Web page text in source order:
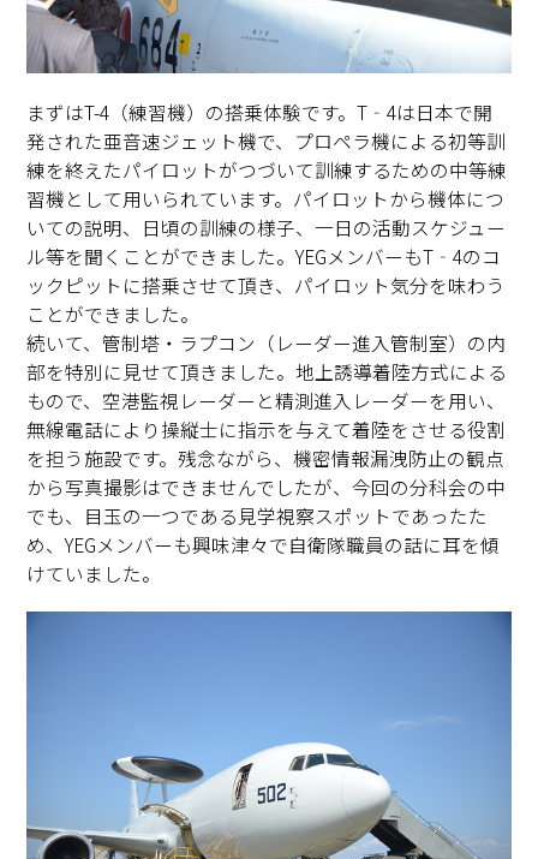
まずはT-4（練習機）の搭乗体験です。T‐4は日本で開
発された亜音速ジェット機で、プロペラ機による初等訓
練を終えたパイロットがつづいて訓練するための中等練
習機として用いられています。パイロットから機体につ
いての説明、日頃の訓練の様子、一日の活動スケジュー
ル等を聞くことができました。YEGメンバーもT‐4のコ
ックピットに搭乗させて頂き、パイロット気分を味わう
ことができました。
続いて、管制塔・ラプコン（レーダー進入管制室）の内
部を特別に見せて頂きました。地上誘導着陸方式による
もので、空港監視レーダーと精測進入レーダーを用い、
無線電話により操縦士に指示を与えて着陸をさせる役割
を担う施設です。残念ながら、機密情報漏洩防止の観点
から写真撮影はできませんでしたが、今回の分科会の中
でも、目玉の一つである見学視察スポットであったた
め、YEGメンバーも興味津々で自衛隊職員の話に耳を傾
けていました。